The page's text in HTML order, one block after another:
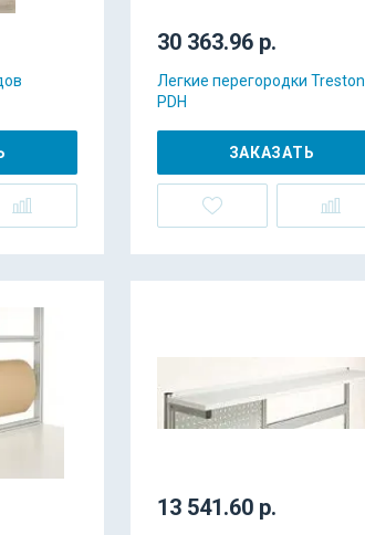
30 363.96 р.
Легкие перегородки Treston
PDH
ЗАКАЗАТЬ
13 541.60 р.